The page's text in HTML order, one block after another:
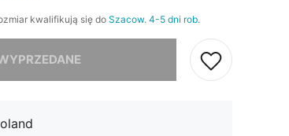
kwalifikują się do Szacow. 4-5 dni rob.